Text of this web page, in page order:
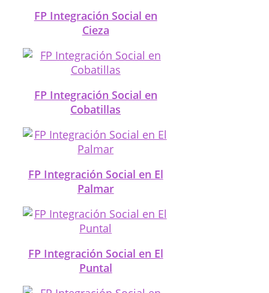
FP Integración Social en
Cieza
FP Integración Social en
Cobatillas
FP Integración Social en El
Palmar
FP Integración Social en El
Puntal